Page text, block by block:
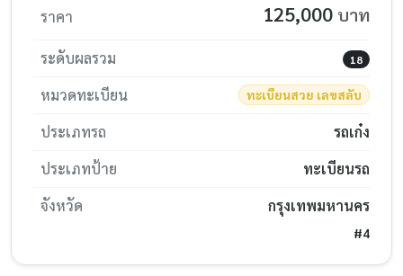
ราคา 125,000 บาท
ระดับผลรวม 18
หมวดทะเบียน ทะเบียนสวย เลขสลับ
ประเภทรถ
รถเก๋ง
ประเภทป้าย
ทะเบียนรถ
จังหวัด
กรุงเทพมหานคร
#4